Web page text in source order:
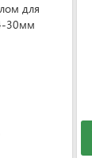
для
30мм